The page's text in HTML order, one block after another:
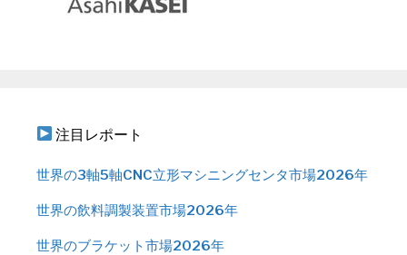
注目レポート
世界の3軸5軸CNC立形マシニングセンタ市場2026年
世界の飲料調製装置市場2026年
世界のブラケット市場2026年